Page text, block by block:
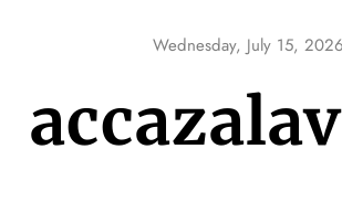
Wednesday, July 15, 2026